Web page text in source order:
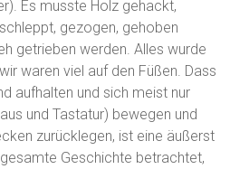
Es musste Holz gehackt,
gezogen, gehoben
getrieben werden. Alles wurde
waren viel auf den Füßen. Dass
aufhalten und sich meist nur
und Tastatur) bewegen und
zurücklegen, ist eine äußerst
Geschichte betrachtet,